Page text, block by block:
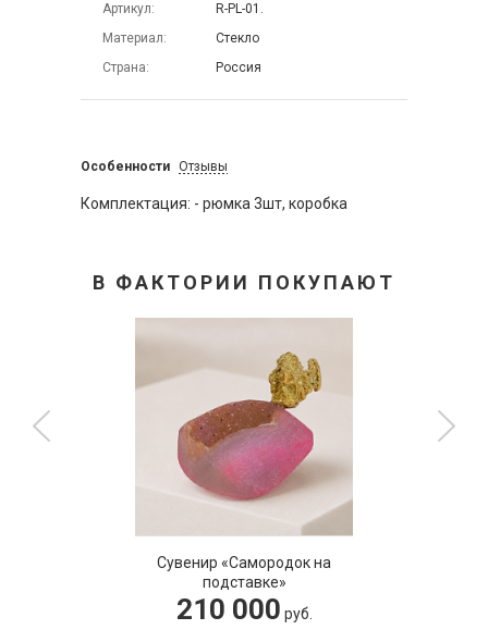
Артикул
R-PL-01.
Материал
Стекло
Страна
Россия
Особенности Отзывы
Комплектация: - рюмка 3шт, коробка
В ФАКТОРИИ ПОКУПАЮТ
Сувенир «Самородок на
подставке»
210 000руб.